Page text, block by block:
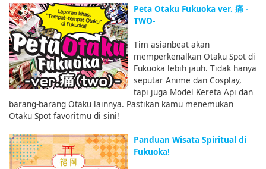
Peta Otaku Fukuoka ver. 痛 -
TWO-
Tim asianbeat akan
memperkenalkan Otaku Spot di
Fukuoka lebih jauh. Tidak hanya
seputar Anime dan Cosplay,
tapi juga Model Kereta Api dan
barang-barang Otaku lainnya. Pastikan kamu menemukan
Otaku Spot favoritmu di sini!
Panduan Wisata Spiritual di
Fukuoka!